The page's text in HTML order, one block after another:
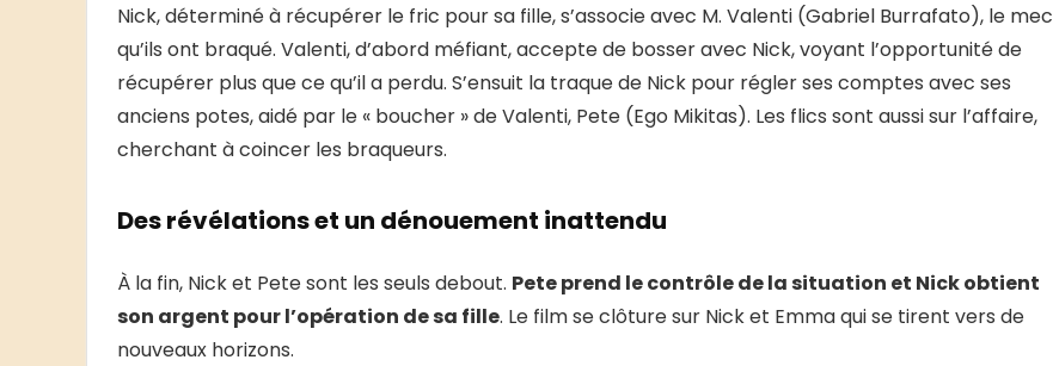
Nick, déterminé à récupérer le fric pour sa fille, s’associe avec M. Valenti (Gabriel Burrafato), le mec
qu’ils ont braqué. Valenti, d’abord méfiant, accepte de bosser avec Nick, voyant l’opportunité de
récupérer plus que ce qu’il a perdu. S’ensuit la traque de Nick pour régler ses comptes avec ses
anciens potes, aidé par le « boucher » de Valenti, Pete (Ego Mikitas). Les flics sont aussi sur l’affaire,
cherchant à coincer les braqueurs.
Des révélations et un dénouement inattendu
À la fin, Nick et Pete sont les seuls debout. Pete prend le contrôle de la situation et Nick obtient
son argent pour l’opération de sa fille. Le film se clôture sur Nick et Emma qui se tirent vers de
nouveaux horizons.